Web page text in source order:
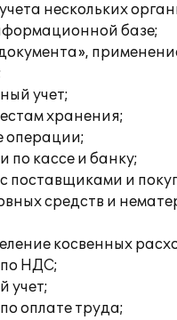
нескольких
базе;
документа»,
учет;
хранения;
операции;
по кассе и банку;
поставщиками и
средств и
косвенных
по НДС;
учет;
оплате труда;